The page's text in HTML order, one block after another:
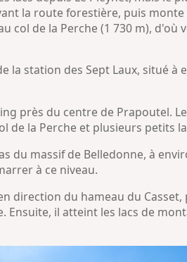
la route forestière, puis monte
col de la Perche (1 730 m), d'où
la station des Sept Laux, situé à
près du centre de Prapoutel.
de la Perche et plusieurs petits
du massif de Belledonne, à
à ce niveau.
direction du hameau du
Ensuite, il atteint les lacs de